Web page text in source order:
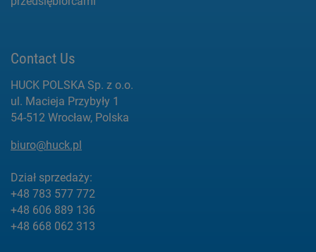
Contact Us
HUCK POLSKA Sp. z o.o.
ul. Macieja Przybyły 1
54-512 Wrocław, Polska
biuro@huck.pl
Dział sprzedaży:
+48 783 577 772
+48 606 889 136
+48 668 062 313